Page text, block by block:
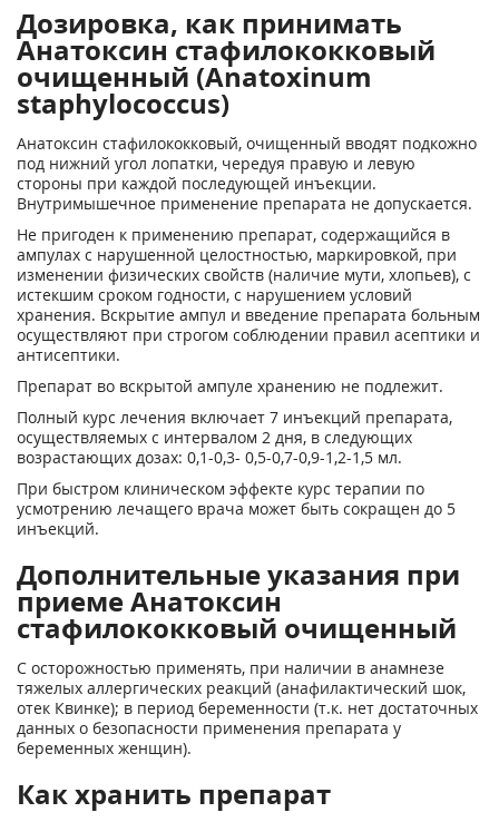
Дозировка, как принимать
Анатоксин стафилококковый
очищенный (Anatoxinum
staphylococcus)
Анатоксин стафилококковый, очищен­ный вводят подкожно
под нижний угол лопатки, чередуя правую и левую
стороны при каждой последующей инъекции.
Внутримышечное применение препарата не допускается.
Не пригоден к применению препарат, содержащийся в
ампулах с нарушенной целостностью, маркировкой, при
изменении физических свойств (наличие мути, хлопьев), с
истекшим сроком годности, с нарушением условий
хранения. Вскрытие ампул и введение препарата больным
осуществляют при строгом соблюдении правил асептики и
антисептики.
Препарат во вскрытой ампуле хранению не подлежит.
Полный курс лечения включает 7 инъекций препарата,
осуще­ствляемых с интервалом 2 дня, в следующих
возрастающих дозах: 0,1-0,3- 0,5-0,7-0,9-1,2-1,5 мл.
При быстром клиническом эффекте курс терапии по
усмотрению лечащего врача может быть сокращен до 5
инъекций.
Дополнительные указания при
приеме Анатоксин
стафилококковый очищенный
С осторожностью применять, при наличии в анамнезе
тяжелых аллергических реакций (анафилактический шок,
отек Квинке); в период беременности (т.к. нет достаточных
данных о безопасности применения препарата у
беременных женщин).
Как хранить препарат